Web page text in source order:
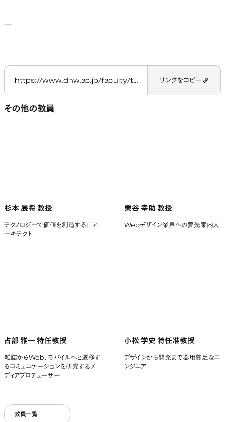
ー
https://www.dhw.ac.jp/faculty/teacher/ikeda-hisashi/ リンクをコピー
その他の教員
杉本 展将 教授
テクノロジーで価値を創造するITア
ーキテクト
栗谷 幸助 教授
Webデザイン業界への夢先案内人
占部 雅一 特任教授
雑誌からWeb、モバイルへと遷移す
るコミュニケーションを研究するメ
ディアプロデューサー
小松 学史 特任准教授
デザインから開発まで器用貧乏なエ
ンジニア
教員一覧